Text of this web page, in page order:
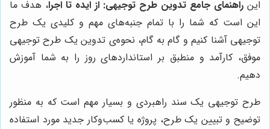
این راهنمای جامع تدوین طرح توجیهی: از ایده تا اجرا، هدف ما
این است که شما را با تمام جنبه‌های مهم و کلیدی یک طرح
توجیهی آشنا کنیم و گام به گام، نحوه‌ی تدوین یک طرح توجیهی
موفق، کارآمد و منطبق بر استانداردهای روز را به شما آموزش
دهیم.
طرح توجیهی یک سند راهبردی و بسیار مهم است که به منظور
توضیح و تبیین یک طرح، پروژه یا کسب‌وکار جدید مورد استفاده